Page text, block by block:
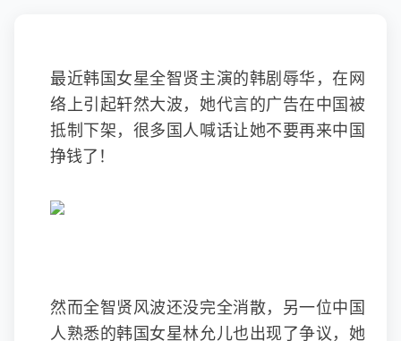
最近韩国女星全智贤主演的韩剧辱华，在网
络上引起轩然大波，她代言的广告在中国被
抵制下架，很多国人喊话让她不要再来中国
挣钱了！
然而全智贤风波还没完全消散，另一位中国
人熟悉的韩国女星林允儿也出现了争议，她